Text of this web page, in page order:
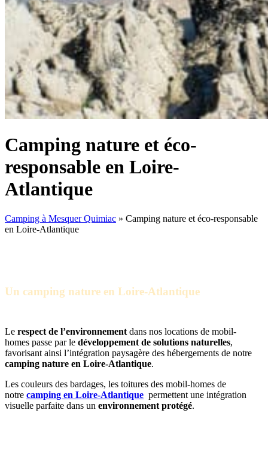
Camping nature et éco-
responsable en Loire-
Atlantique
Camping à Mesquer Quimiac » Camping nature et éco-responsable
en Loire-Atlantique
Un camping nature en Loire-Atlantique
Le respect de l’environnement dans nos locations de mobil-
homes passe par le développement de solutions naturelles,
favorisant ainsi l’intégration paysagère des hébergements de notre
camping nature en Loire-Atlantique.
Les couleurs des bardages, les toitures des mobil-homes de
notre camping en Loire-Atlantique permettent une intégration
visuelle parfaite dans un environnement protégé.